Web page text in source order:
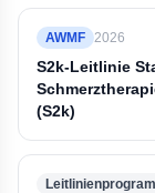
AWMF 2026
S2k-Leitlinie
(S2k)